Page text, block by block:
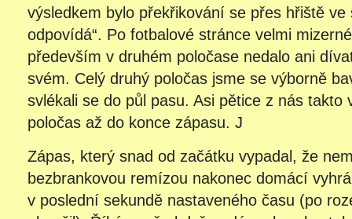
výsledkem bylo překřikování se přes hřiště ve
odpovídá“. Po fotbalové stránce velmi
především v druhém poločase nedalo ani
svém. Celý druhý poločas jsme se výborně
svlékali se do půl pasu. Asi pětice z nás takto
poločas až do konce zápasu. J
Zápas, který snad od začátku vypadal, že
bezbrankovou remízou nakonec domácí
v poslední sekundě nastaveného času (po